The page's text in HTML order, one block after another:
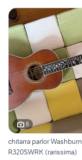
6
chitarra parlor Washburn
R320SWRK (rarissima)